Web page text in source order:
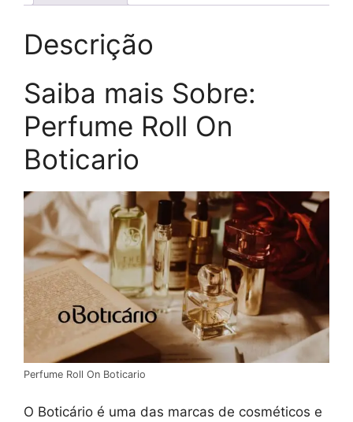
Descrição
Saiba mais Sobre:
Perfume Roll On
Boticario
Perfume Roll On Boticario
O Boticário é uma das marcas de cosméticos e